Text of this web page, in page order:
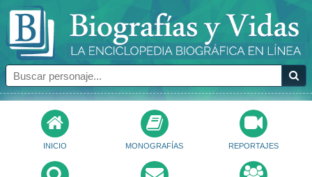
INICIO MONOGRAFÍAS REPORTAJES